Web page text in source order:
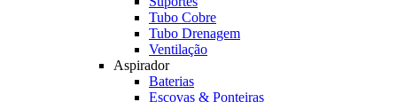
Tubo Cobre
Tubo Drenagem
Ventilação
Aspirador
Baterias
Escovas & Ponteiras